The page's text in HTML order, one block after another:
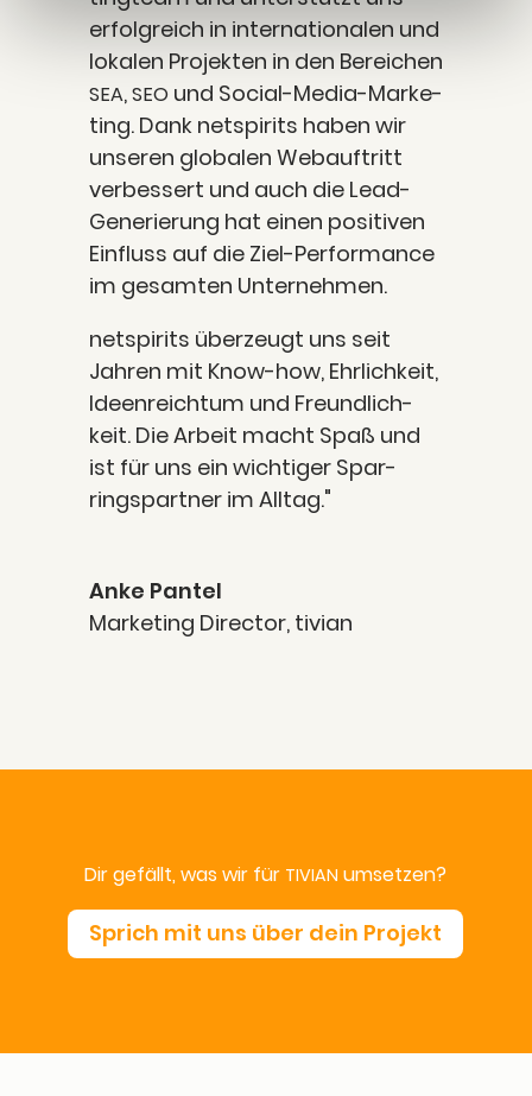
erfolg­reich in inter­na­tio­na­len und
loka­len Pro­jek­ten in den Berei­chen
SEA,SEOund Social-Media-Mar­ke­
ting. Dank netspirits haben wir
unse­ren glo­ba­len Web­auf­tritt
ver­bes­sert und auch die Lead-
Gene­rie­rung hat einen posi­ti­ven
Ein­fluss auf die Ziel-Per­for­mance
im gesam­ten Unternehmen.
netspirits über­zeugt uns seit
Jah­ren mit Know-how, Ehr­lich­keit,
Ideen­reich­tum und Freund­lich­
keit. Die Arbeit macht Spaß und
ist für uns ein wich­ti­ger Spar­
rings­part­ner im Alltag."
Anke Pan­tel
Mar­ke­ting Direc­tor, tivi­an
Dir gefällt, was wir für TIVIAN umsetzen?
Sprich mit uns über dein Projekt